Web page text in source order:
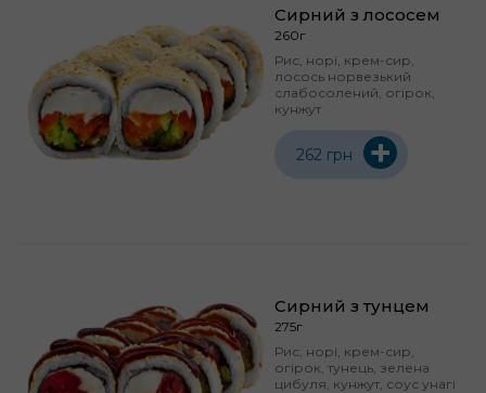
Сирний з лососем
260г
Рис, норі, крем-сир,
лосось норвезький
слабосолений, огірок,
кунжут
262 грн +
Сирний з тунцем
275г
Рис, норі, крем-сир,
огірок, тунець, зелена
цибуля, кунжут, соус унагі